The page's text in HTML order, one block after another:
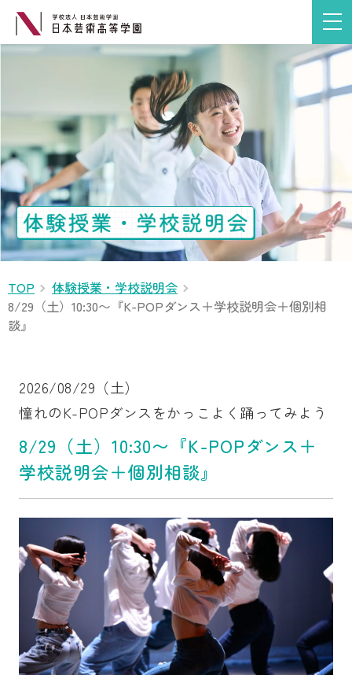
TOP
体験授業・学校説明会
8/29（土）10:30〜『K-POPダンス＋学校説明会＋個別相
談』
2026/08/29（土）
憧れのK-POPダンスをかっこよく踊ってみよう
8/29（土）10:30〜『K-POPダンス＋
学校説明会＋個別相談』